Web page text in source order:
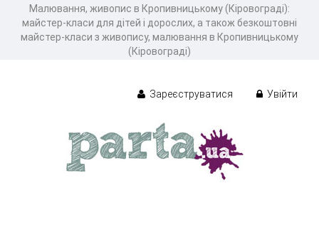
Малювання, живопис в Кропивницькому (Кіровограді):
майстер-класи для дітей і дорослих, а також безкоштовні
майстер-класи з живопису, малювання в Кропивницькому
(Кіровограді)
Зареєструватися Увійти